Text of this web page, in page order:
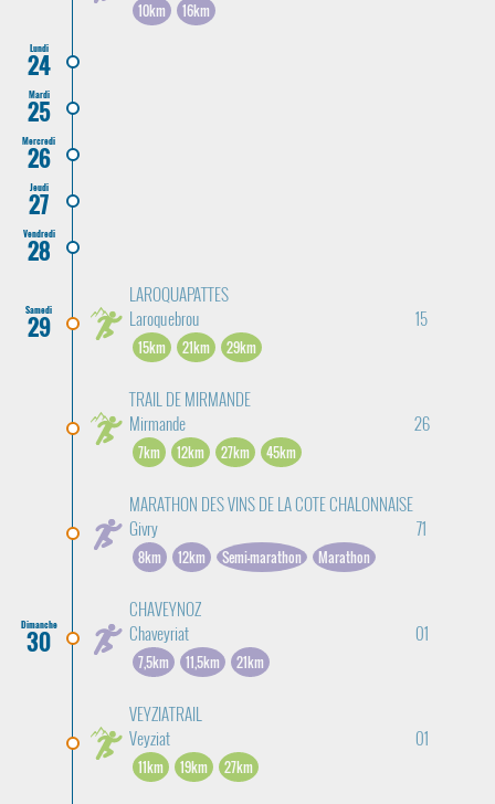
10km 16km
Lundi
24
Mardi
25
Mercredi
26
Jeudi
27
Vendredi
28
Samedi
29
LAROQUAPATTES
Laroquebrou
15
15km 21km 29km
TRAIL DE MIRMANDE
Mirmande
26
7km 12km 27km 45km
MARATHON DES VINS DE LA COTE CHALONNAISE
Givry
71
8km 12km Semi-marathon Marathon
Dimanche
30
CHAVEYNOZ
Chaveyriat
01
7,5km 11,5km 21km
VEYZIATRAIL
Veyziat
01
11km 19km 27km